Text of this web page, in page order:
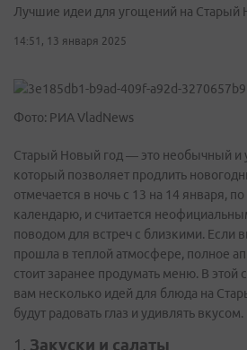
Лучшие идеи для угощений на Старый
14:51, 13 января 2025
Фото: РИА VladNews
Старый Новый год — это необычный и
который позволяет продлить
отмечается в ночь с 13 на 14 января,
календарю, и считается
поводом для встреч с близкими. Если
прошла в теплой атмосфере, полное
стоит заранее продумать меню. В этой
вам несколько идей для блюда на
будут радовать глаз и удивлять вкусом.
1. Закуски и салаты